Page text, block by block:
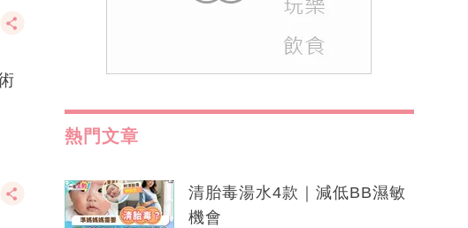
熱門文章
清胎毒湯水4款｜減低BB濕敏
機會